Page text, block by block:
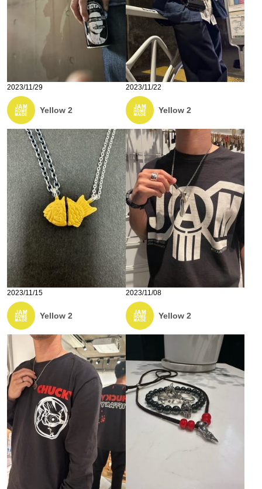
2023/11/29
Yellow 2
2023/11/22
Yellow 2
2023/11/15
Yellow 2
2023/11/08
Yellow 2